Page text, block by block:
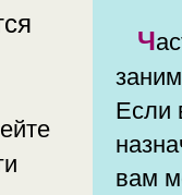
Часто на отдыхе приходится
Если
вам